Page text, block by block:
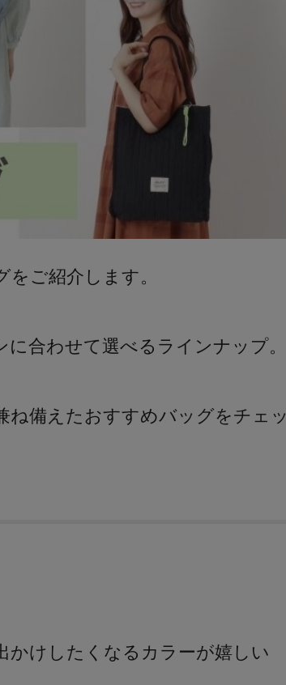
ご紹介します。
合わせて選べるラインナップ。
備えたおすすめバッグをチェッ
かけしたくなるカラーが嬉しい